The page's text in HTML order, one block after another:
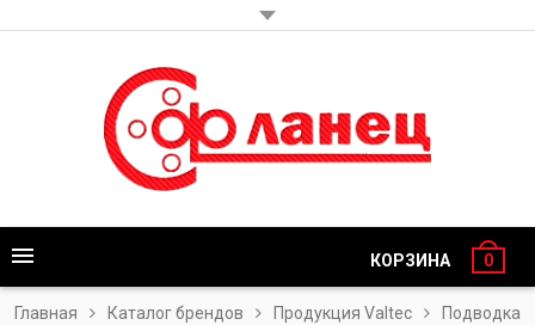
КОРЗИНА 0
Главная Каталог брендов Продукция Valtec Подводка